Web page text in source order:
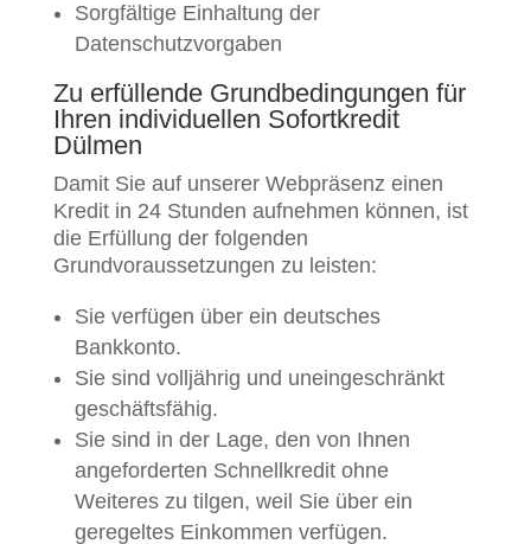
Sorgfältige Einhaltung der
Datenschutzvorgaben
Zu erfüllende Grundbedingungen für
Ihren individuellen Sofortkredit
Dülmen
Damit Sie auf unserer Webpräsenz einen
Kredit in 24 Stunden aufnehmen können, ist
die Erfüllung der folgenden
Grundvoraussetzungen zu leisten:
Sie verfügen über ein deutsches
Bankkonto.
Sie sind volljährig und uneingeschränkt
geschäftsfähig.
Sie sind in der Lage, den von Ihnen
angeforderten Schnellkredit ohne
Weiteres zu tilgen, weil Sie über ein
geregeltes Einkommen verfügen.